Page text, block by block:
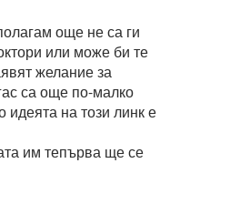
още не са ги
или може би те
желание за
са още по-малко
идеята на този линк е
им тепърва ще се